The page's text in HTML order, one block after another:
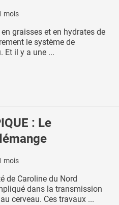
mois
graisses et en hydrates de
le système de
Et il y a une ...
: Le
mois
de Caroline du Nord
dans la transmission
cerveau. Ces travaux ...